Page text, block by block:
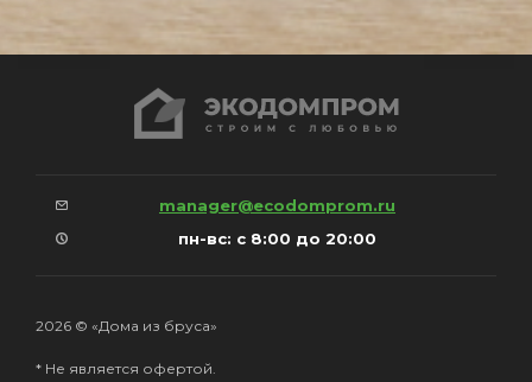
manager@ecodomprom.ru
пн-вс: с 8:00 до 20:00
2026 © «Дома из бруса»
* Не является офертой.